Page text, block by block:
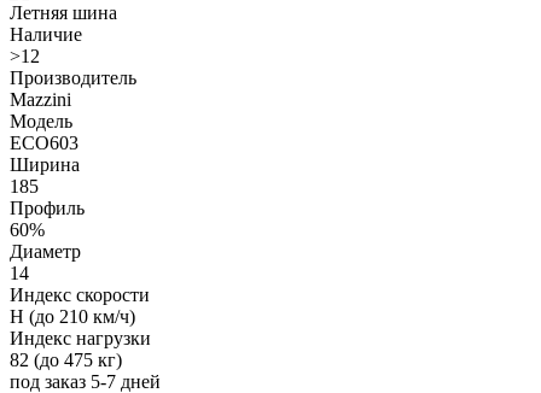
Летняя шина
Наличие
>12
Производитель
Mazzini
Модель
ECO603
Ширина
185
Профиль
60%
Диаметр
14
Индекс скорости
H (до 210 км/ч)
Индекс нагрузки
82 (до 475 кг)
под заказ 5-7 дней